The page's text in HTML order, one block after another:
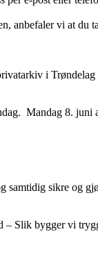
anbefaler vi at du
i
Mandag 8. juni
samtidig sikre og
– Slik bygger vi